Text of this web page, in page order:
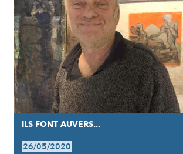
ILS FONT AUVERS...
26/05/2020